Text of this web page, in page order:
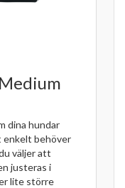
dina hundar
enkelt behöver
väljer att
justeras i
lite större